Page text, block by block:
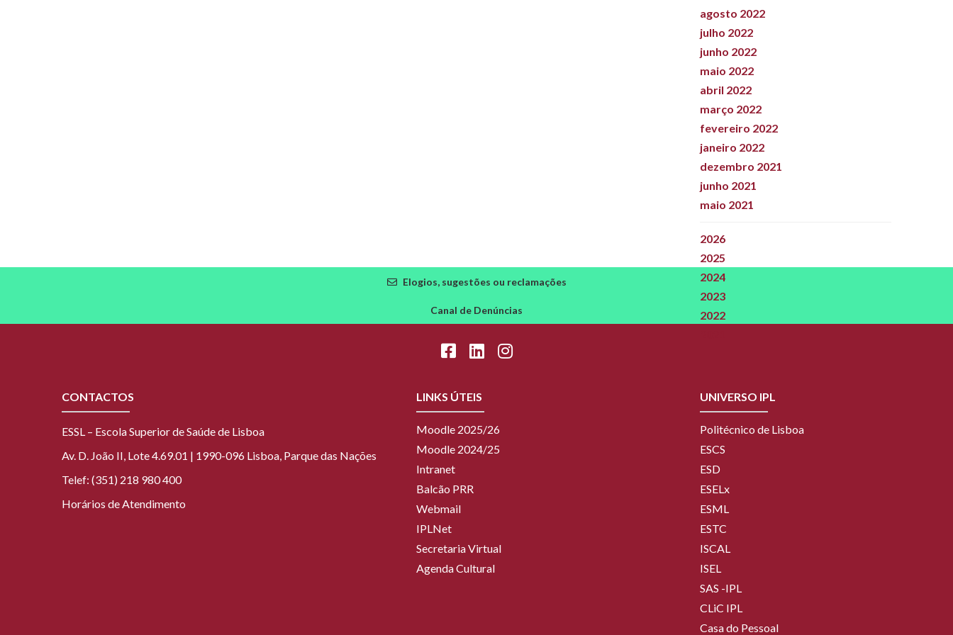
agosto 2022
julho 2022
junho 2022
maio 2022
abril 2022
março 2022
fevereiro 2022
janeiro 2022
dezembro 2021
junho 2021
maio 2021
2026
2025
2024
2023
2022
Elogios, sugestões ou reclamações
Canal de Denúncias
CONTACTOS
ESSL – Escola Superior de Saúde de Lisboa
Av. D. João II, Lote 4.69.01 | 1990-096 Lisboa, Parque das Nações
Telef: (351) 218 980 400
Horários de Atendimento
LINKS ÚTEIS
Moodle 2025/26
Moodle 2024/25
Intranet
Balcão PRR
Webmail
IPLNet
Secretaria Virtual
Agenda Cultural
UNIVERSO IPL
Politécnico de Lisboa
ESCS
ESD
ESELx
ESML
ESTC
ISCAL
ISEL
SAS -IPL
CLiC IPL
Casa do Pessoal